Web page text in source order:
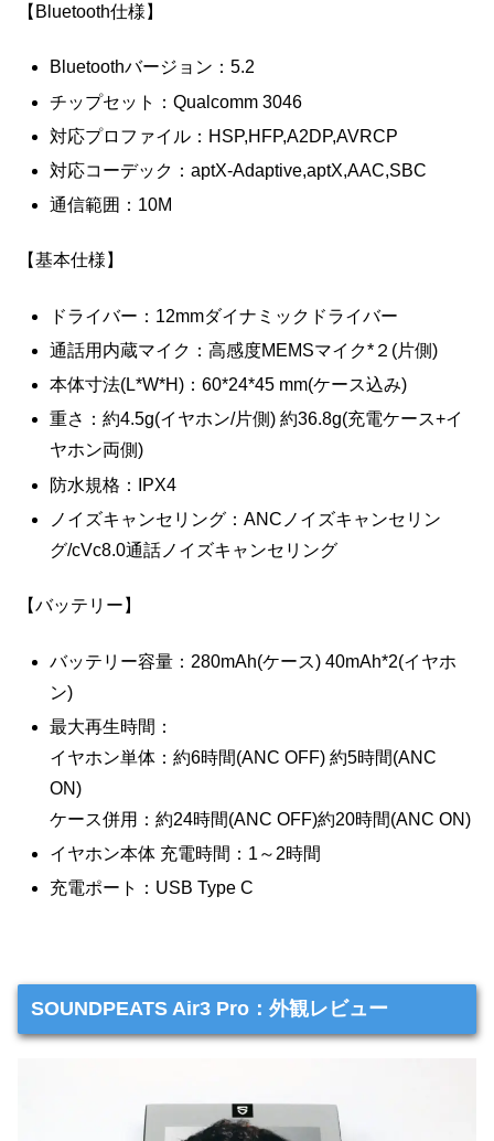
【Bluetooth仕様】
Bluetoothバージョン：5.2
チップセット：Qualcomm 3046
対応プロファイル：HSP,HFP,A2DP,AVRCP
対応コーデック：aptX-Adaptive,aptX,AAC,SBC
通信範囲：10M
【基本仕様】
ドライバー：12mmダイナミックドライバー
通話用内蔵マイク：高感度MEMSマイク*２(片側)
本体寸法(L*W*H)：60*24*45 mm(ケース込み)
重さ：約4.5g(イヤホン/片側) 約36.8g(充電ケース+イ
ヤホン両側)
防水規格：IPX4
ノイズキャンセリング：ANCノイズキャンセリン
グ/cVc8.0通話ノイズキャンセリング
【バッテリー】
バッテリー容量：280mAh(ケース) 40mAh*2(イヤホ
ン)
最大再生時間：
イヤホン単体：約6時間(ANC OFF) 約5時間(ANC
ON)
ケース併用：約24時間(ANC OFF)約20時間(ANC ON)
イヤホン本体 充電時間：1～2時間
充電ポート：USB Type C
SOUNDPEATS Air3 Pro：外観レビュー